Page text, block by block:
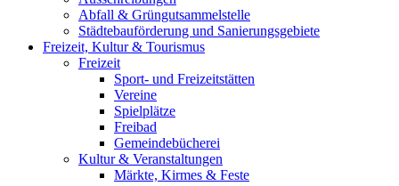
Abfall & Grüngutsammelstelle
Städtebauförderung und Sanierungsgebiete
Freizeit, Kultur & Tourismus
Freizeit
Sport- und Freizeitstätten
Vereine
Spielplätze
Freibad
Gemeindebücherei
Kultur & Veranstaltungen
Märkte, Kirmes & Feste